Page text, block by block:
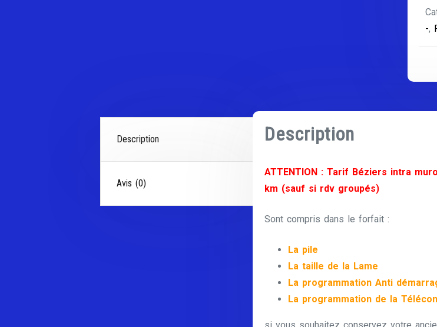
-,
Description
Avis (0)
Description
ATTENTION : Tarif Béziers intra
km (sauf si rdv groupés)
Sont compris dans le forfait :
La pile
La taille de la Lame
La programmation Anti
La programmation de la